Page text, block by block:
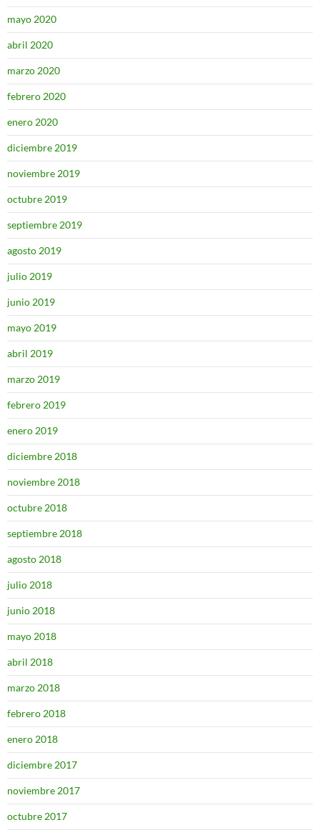
mayo 2020
abril 2020
marzo 2020
febrero 2020
enero 2020
diciembre 2019
noviembre 2019
octubre 2019
septiembre 2019
agosto 2019
julio 2019
junio 2019
mayo 2019
abril 2019
marzo 2019
febrero 2019
enero 2019
diciembre 2018
noviembre 2018
octubre 2018
septiembre 2018
agosto 2018
julio 2018
junio 2018
mayo 2018
abril 2018
marzo 2018
febrero 2018
enero 2018
diciembre 2017
noviembre 2017
octubre 2017